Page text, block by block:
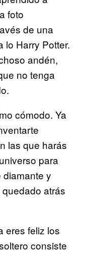
foto
de una
Harry Potter.
andén,
no tenga
cómodo. Ya
las que harás
para
y
atrás
eres feliz los
consiste